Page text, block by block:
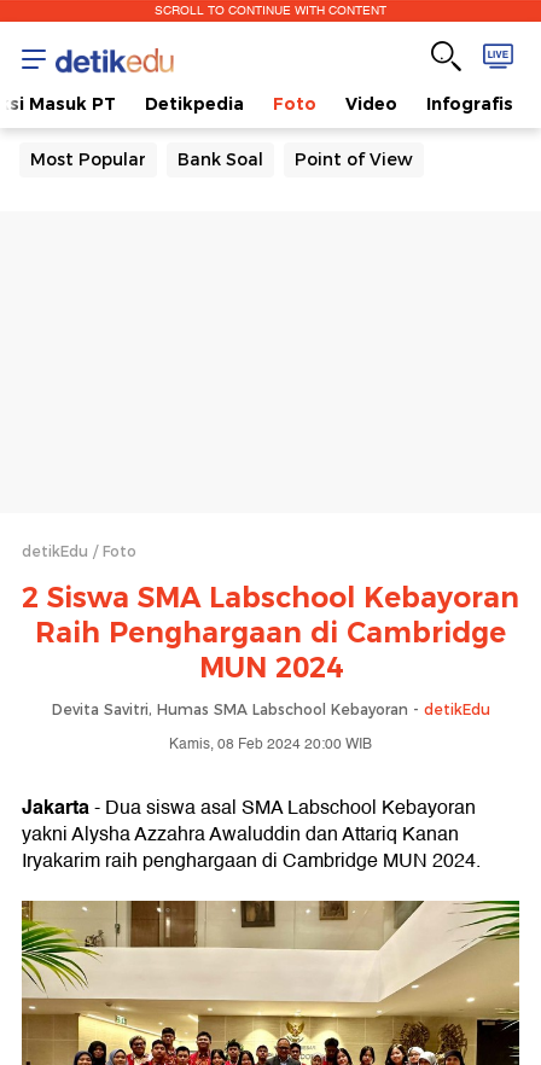
SCROLL TO CONTINUE WITH CONTENT
Masuk PT Detikpedia Foto Video Infografis
Most Popular Bank Soal Point of View
detikEdu Foto
2 Siswa SMA Labschool Kebayoran
Raih Penghargaan di Cambridge
MUN 2024
Devita Savitri, Humas SMA Labschool Kebayoran - detikEdu
Kamis, 08 Feb 2024 20:00 WIB
Jakarta- Dua siswa asal SMA Labschool Kebayoran
yakni Alysha Azzahra Awaluddin dan Attariq Kanan
Iryakarim raih penghargaan di Cambridge MUN 2024.